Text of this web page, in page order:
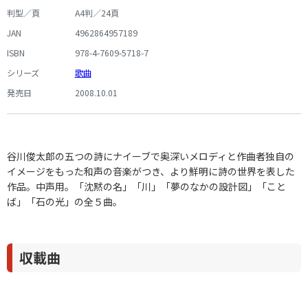
判型／頁
A4判／24頁
JAN
4962864957189
ISBN
978-4-7609-5718-7
シリーズ
歌曲
発売日
2008.10.01
谷川俊太郎の五つの詩にナイーブで奥深いメロディと作曲者独自の
イメージをもった和声の音楽がつき、より鮮明に詩の世界を表した
作品。中声用。「沈黙の名」「川」「夢のなかの設計図」「こと
ば」「石の光」の全５曲。
収載曲